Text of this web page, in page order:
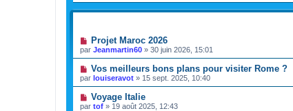
Projet Maroc 2026
par Jeanmartin60 » 30 juin 2026, 15:01
Vos meilleurs bons plans pour visiter Rome ?
par louiseravot » 15 sept. 2025, 10:40
Voyage Italie
par tof » 19 août 2025, 12:43